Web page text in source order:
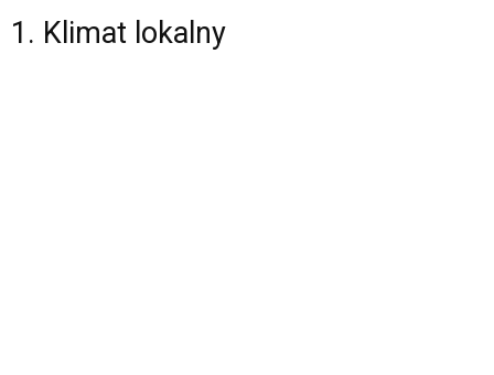
1. Klimat lokalny